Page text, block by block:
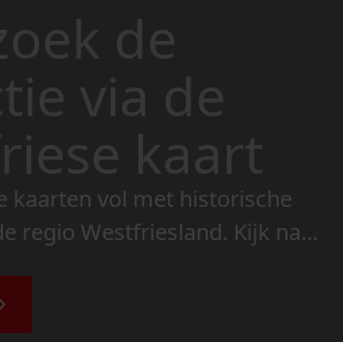
de
via de
kaart
kaarten vol met historische
regio Westfriesland. Kijk naar